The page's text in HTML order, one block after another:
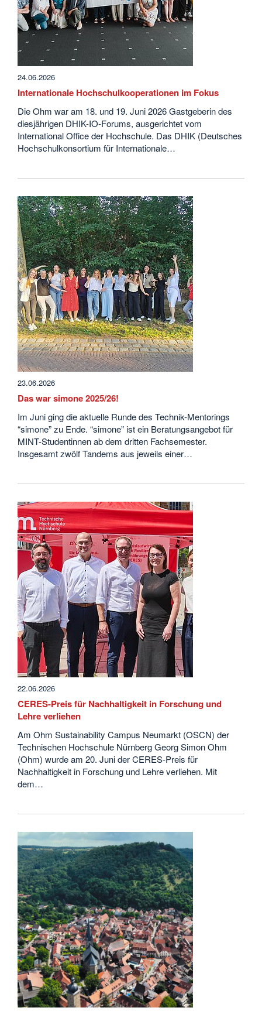
24.06.2026
Internationale Hochschulkooperationen im Fokus
Die Ohm war am 18. und 19. Juni 2026 Gastgeberin des
diesjährigen DHIK-IO-Forums, ausgerichtet vom
International Office der Hochschule. Das DHIK (Deutsches
Hochschulkonsortium für Internationale…
23.06.2026
Das war simone 2025/26!
Im Juni ging die aktuelle Runde des Technik-Mentorings
“simone” zu Ende. “simone” ist ein Beratungsangebot für
MINT-Studentinnen ab dem dritten Fachsemester.
Insgesamt zwölf Tandems aus jeweils einer…
22.06.2026
CERES-Preis für Nachhaltigkeit in Forschung und
Lehre verliehen
Am Ohm Sustainability Campus Neumarkt (OSCN) der
Technischen Hochschule Nürnberg Georg Simon Ohm
(Ohm) wurde am 20. Juni der CERES-Preis für
Nachhaltigkeit in Forschung und Lehre verliehen. Mit
dem…